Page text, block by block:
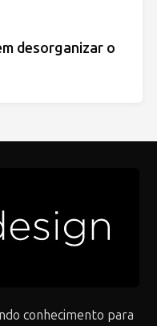
desorganizar o
conhecimento para